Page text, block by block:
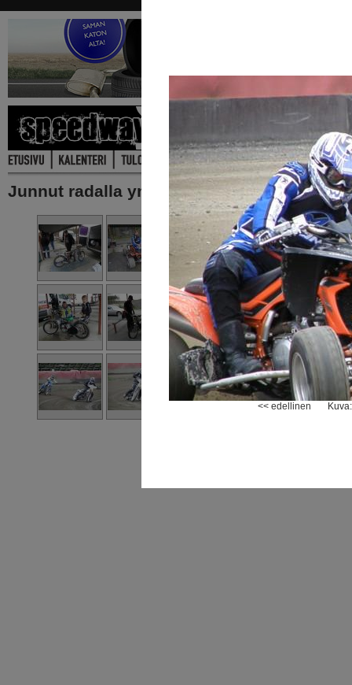
<< edellinen
Junnut radalla ym. 17.09.2011